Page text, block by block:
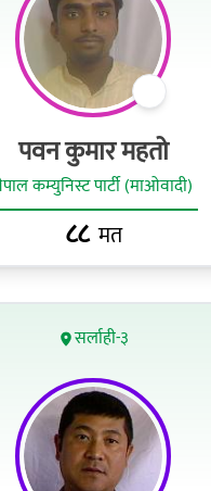
पवन कुमार महतो
कम्युनिस्ट पार्टी (माओवादी)
८८मत
सर्लाही-३